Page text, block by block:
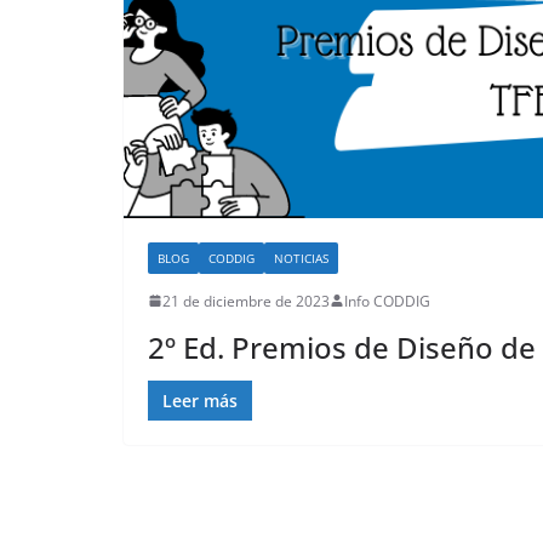
BLOG CODDIG NOTICIAS
21 de diciembre de 2023 Info CODDIG
2º Ed. Premios de Diseño
Leer más